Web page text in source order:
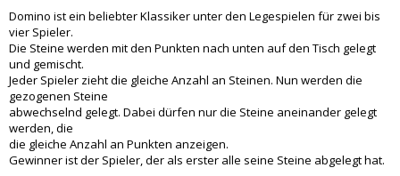
Domino ist ein beliebter Klassiker unter den Legespielen für zwei bis
vier Spieler.
Die Steine werden mit den Punkten nach unten auf den Tisch gelegt
und gemischt.
Jeder Spieler zieht die gleiche Anzahl an Steinen. Nun werden die
gezogenen Steine
abwechselnd gelegt. Dabei dürfen nur die Steine aneinander gelegt
werden, die
die gleiche Anzahl an Punkten anzeigen.
Gewinner ist der Spieler, der als erster alle seine Steine abgelegt hat.